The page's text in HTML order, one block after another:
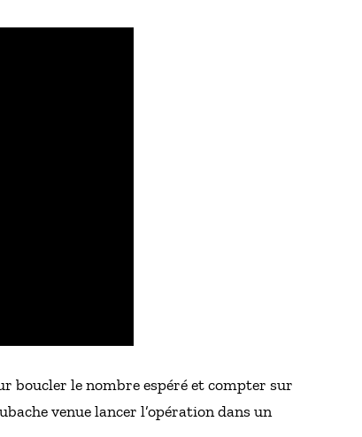
boucler le nombre espéré et compter sur
venue lancer l’opération dans un